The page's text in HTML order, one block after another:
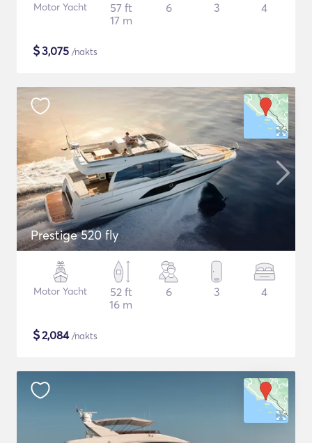
Motor Yacht
57 ft
17 m
6 3 4
$3,075 /nakts
Prestige 520 fly
Motor Yacht
52 ft
16 m
6 3 4
$2,084/nakts